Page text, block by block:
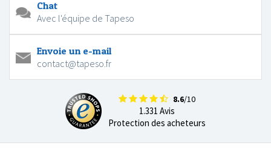
Chat
Avec l'équipe de Tapeso
Envoie un e-mail
contact@tapeso.fr
8.6/10
1.331 Avis
Protection des acheteurs